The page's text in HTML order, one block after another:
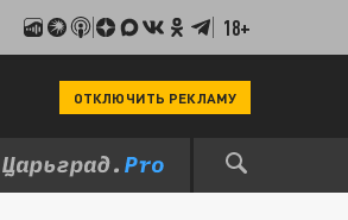
18+
ОТКЛЮЧИТЬ РЕКЛАМУ